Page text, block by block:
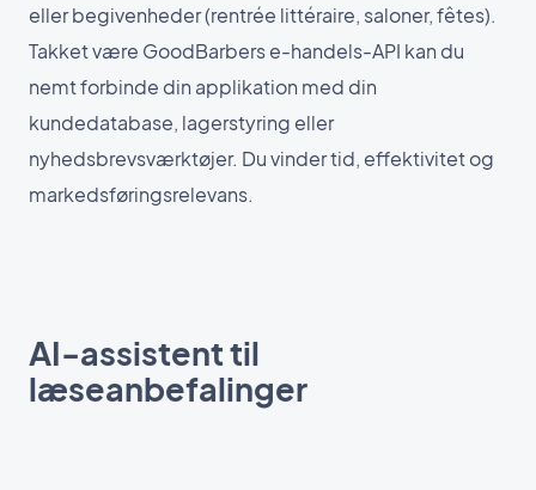
eller begivenheder (rentrée littéraire, saloner, fêtes).
Takket være GoodBarbers e-handels-API kan du
nemt forbinde din applikation med din
kundedatabase, lagerstyring eller
nyhedsbrevsværktøjer. Du vinder tid, effektivitet og
markedsføringsrelevans.
AI-assistent til
læseanbefalinger